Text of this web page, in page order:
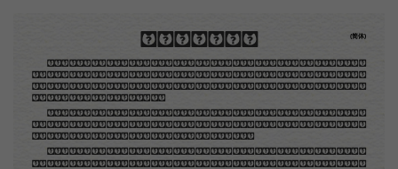
木刻创作法·序
地不问东西，凡木刻的图版，向来是画管画，刻管刻，印管印的。中国用得最早，而照例也久经衰
退；清光绪中，英人傅兰雅氏编印《格致汇编》，插图就已非中国刻工所能刻，精细的必需由英国运了
图版来。那就是所谓「木口木刻」，也即「复制木刻」，和用在编给印度人读的英文书，后来也就移给
中国人读的英文书上的插画，是同类的。
那时我还是一个儿童，见了这些图，便震惊于它的精工活泼，当作宝贝看。到近几年，才知道西洋
还有一种由画家一手造成的版画，也就是原画，倘用木版，便叫作「创作木刻」，是艺术家直接的创作
品，毫不假手于刻者和印者的。现在我们所要绍介的，便是这一种。
但是至今没有一本讲说木刻的书，这才是第一本。虽然稍简略，却已经给了读者一个大意。由此发
展下去，路是广大得很。题材会丰富起来的，技艺也会精炼起来的，采取新法，加以中国旧日之所长，
(简体)